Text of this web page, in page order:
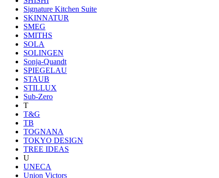
Signature Kitchen Suite
SKINNATUR
SMEG
SMITHS
SOLA
SOLINGEN
Sonja-Quandt
SPIEGELAU
STAUB
STILLUX
Sub-Zero
T
T&G
TB
TOGNANA
TOKYO DESIGN
TREE IDEAS
U
UNECA
Union Victors